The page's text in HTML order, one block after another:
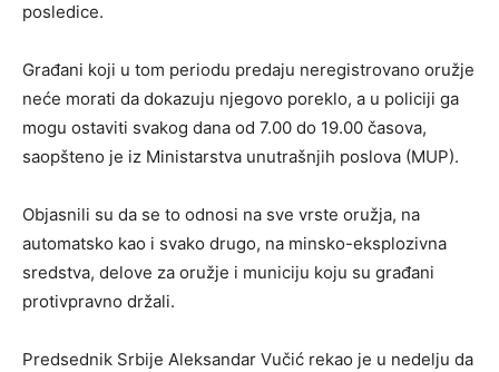
posledice.
Građani koji u tom periodu predaju neregistrovano oružje
neće morati da dokazuju njegovo poreklo, a u policiji ga
mogu ostaviti svakog dana od 7.00 do 19.00 časova,
saopšteno je iz Ministarstva unutrašnjih poslova (MUP).
Objasnili su da se to odnosi na sve vrste oružja, na
automatsko kao i svako drugo, na minsko-eksplozivna
sredstva, delove za oružje i municiju koju su građani
protivpravno držali.
Predsednik Srbije Aleksandar Vučić rekao je u nedelju da